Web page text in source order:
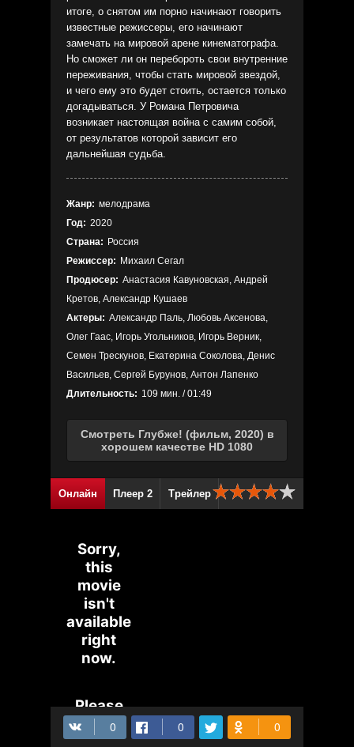
итоге, о снятом им порно начинают говорить
известные режиссеры, его начинают
замечать на мировой арене кинематографа.
Но сможет ли он перебороть свои внутренние
переживания, чтобы стать мировой звездой,
и чего ему это будет стоить, остается только
догадываться. У Романа Петровича
возникает настоящая война с самим собой,
от результатов которой зависит его
дальнейшая судьба.
Жанр: мелодрама
Год: 2020
Страна: Россия
Режиссер: Михаил Сегал
Продюсер: Анастасия Кавуновская, Андрей
Кретов, Александр Кушаев
Актеры: Александр Паль, Любовь Аксенова,
Олег Гаас, Игорь Угольников, Игорь Верник,
Семен Трескунов, Екатерина Соколова, Денис
Васильев, Сергей Бурунов, Антон Лапенко
Длительность: 109 мин. / 01:49
Смотреть Глубже! (фильм, 2020) в
хорошем качестве HD 1080
Онлайн Плеер 2 Трейлер